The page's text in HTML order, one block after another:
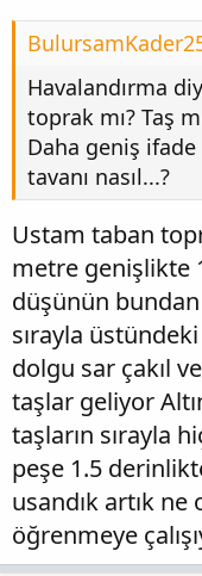
Havalandırma
toprak mı? Taş
Daha geniş ifade
tavanı nasıl...?
Ustam taban
metre genişlikte
düşünün
sırayla
dolgu sar çakıl
taşlar geliyor
taşların sırayla
peşe 1.5
usandık artık
öğrenmeye